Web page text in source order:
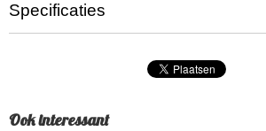
Specificaties
Ook interessant